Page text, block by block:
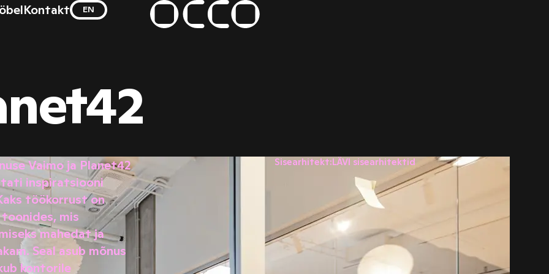
Kontakt EN
Vaimo ja Planet42
inspiratsiooni
töökorrust on
mis
mahedat ja
Seal asub mõnus
kontorile
Sisearhitekt:LÄVI sisearhitektid